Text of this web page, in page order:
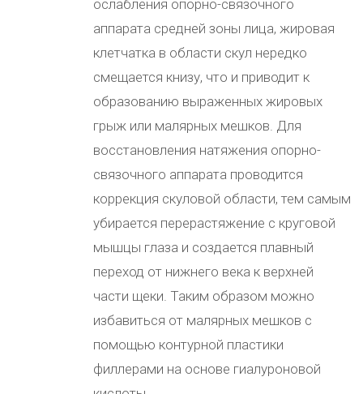
ослабления опорно-связочного
аппарата средней зоны лица, жировая
клетчатка в области скул нередко
смещается книзу, что и приводит к
образованию выраженных жировых
грыж или малярных мешков. Для
восстановления натяжения опорно-
связочного аппарата проводится
коррекция скуловой области, тем самым
убирается перерастяжение с круговой
мышцы глаза и создается плавный
переход от нижнего века к верхней
части щеки. Таким образом можно
избавиться от малярных мешков с
помощью контурной пластики
филлерами на основе гиалуроновой